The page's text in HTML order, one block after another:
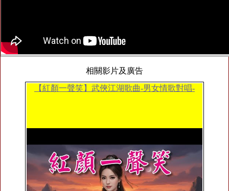
相關影片及廣告
【紅顏一聲笑】武俠江湖歌曲-男女情歌對唱-